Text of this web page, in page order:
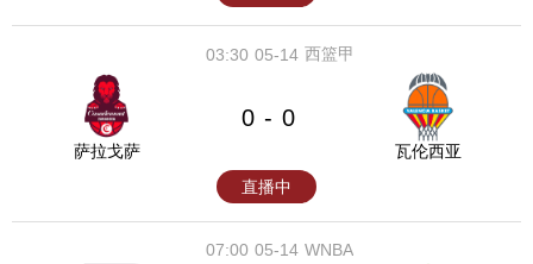
05-14
03:30 西篮甲
萨拉戈萨
0 - 0
瓦伦西亚
直播中
05-14
07:00 WNBA